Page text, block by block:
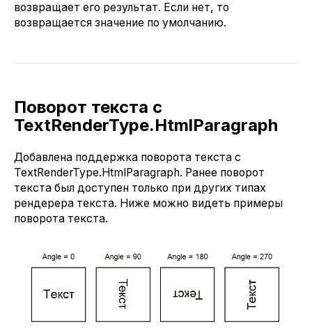
возвращает его результат. Если нет, то
возвращается значение по умолчанию.
Поворот текста с
TextRenderType.HtmlParagraph
Добавлена поддержка поворота текста с
TextRenderType.HtmlParagraph. Ранее поворот
текста был доступен только при других типах
рендерера текста. Ниже можно видеть примеры
поворота текста.